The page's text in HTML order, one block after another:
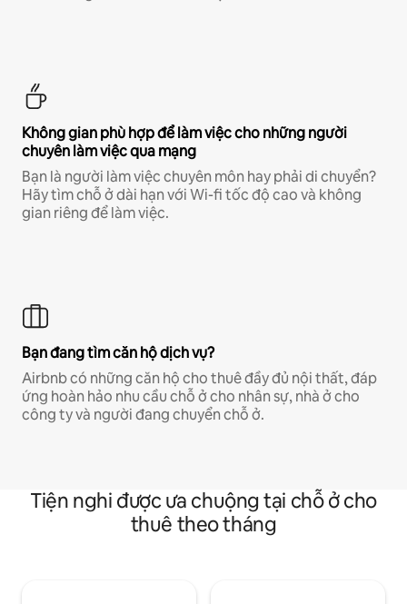
Không gian phù hợp để làm việc cho những người
chuyên làm việc qua mạng
Bạn là người làm việc chuyên môn hay phải di chuyển?
Hãy tìm chỗ ở dài hạn với Wi-fi tốc độ cao và không
gian riêng để làm việc.
Bạn đang tìm căn hộ dịch vụ?
Airbnb có những căn hộ cho thuê đầy đủ nội thất, đáp
ứng hoàn hảo nhu cầu chỗ ở cho nhân sự, nhà ở cho
công ty và người đang chuyển chỗ ở.
Tiện nghi được ưa chuộng tại chỗ ở cho
thuê theo tháng